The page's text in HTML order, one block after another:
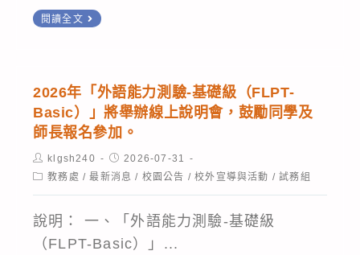
請
學
教
材
開
畫」
大)
線
改
接
作
業，
「本
校
網
閱讀全文
「運
材
網
生
物
學
習
不
迷
2026年「外語能力測驗-基礎級（FLPT-
Basic）」將舉辦線上說明會，鼓勵同學及
師長報名參加。
Post
author:
klgsh240
Post
published:
2026-07-31
Post教務處 / 最新消息 / 校園公告 / 校外宣導與活動 / 試務組
說明： 一、「外語能力測驗-基礎級
（FLPT-Basic）」...